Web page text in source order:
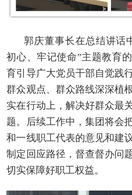
郭庆董事长在总结讲话
初心、牢记使命”主题教育
育引导广大党员干部自觉践
群众观点、群众路线深深植
实在行动上，解决好群众最
题。后续工作中，集团将会
和一线职工代表的意见和建
制定回应路径，督查督办问
切实保障好职工权益。